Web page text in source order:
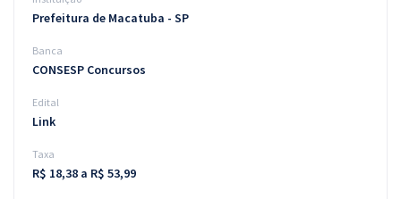
Prefeitura de Macatuba - SP
Banca
CONSESP Concursos
Edital
Link
Taxa
R$ 18,38 a R$ 53,99